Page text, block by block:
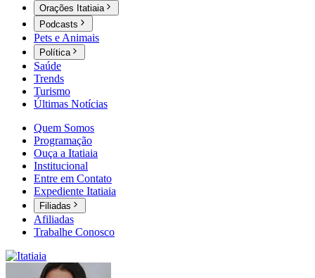
Orações Itatiaia
Podcasts
Pets e Animais
Política
Saúde
Trends
Turismo
Últimas Notícias
Quem Somos
Programação
Ouça a Itatiaia
Institucional
Entre em Contato
Expediente Itatiaia
Filiadas
Afiliadas
Trabalhe Conosco